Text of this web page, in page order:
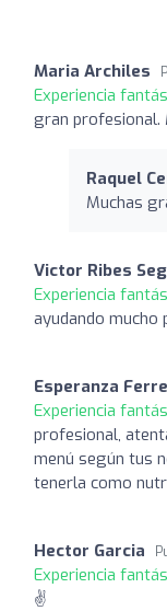
Maria Archiles
Experiencia
gran profesional.
Raquel
Muchas
Victor Ribes
Experiencia
ayudando mucho
Esperanza
Experiencia
profesional,
menú según tus
tenerla como
Hector Garcia
Experiencia
✌️